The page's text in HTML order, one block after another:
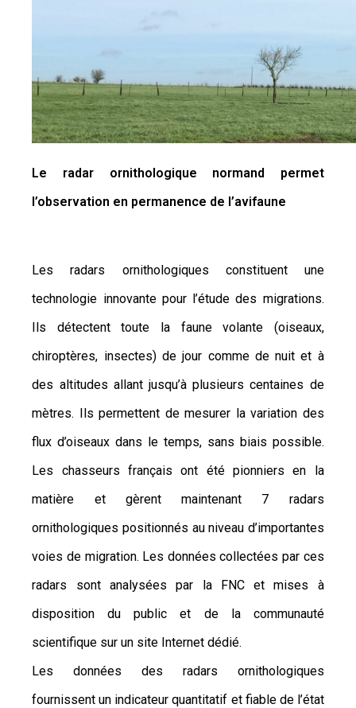
Le radar ornithologique normand permet
l’observation en permanence de l’avifaune
Les radars ornithologiques constituent une
technologie innovante pour l’étude des migrations.
Ils détectent toute la faune volante (oiseaux,
chiroptères, insectes) de jour comme de nuit et à
des altitudes allant jusqu’à plusieurs centaines de
mètres. Ils permettent de mesurer la variation des
flux d’oiseaux dans le temps, sans biais possible.
Les chasseurs français ont été pionniers en la
matière et gèrent maintenant 7 radars
ornithologiques positionnés au niveau d’importantes
voies de migration. Les données collectées par ces
radars sont analysées par la FNC et mises à
disposition du public et de la communauté
scientifique sur un site Internet dédié.
Les données des radars ornithologiques
fournissent un indicateur quantitatif et fiable de l’état